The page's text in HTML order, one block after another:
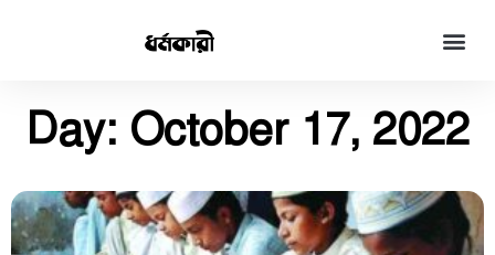
Day: October 17, 2022